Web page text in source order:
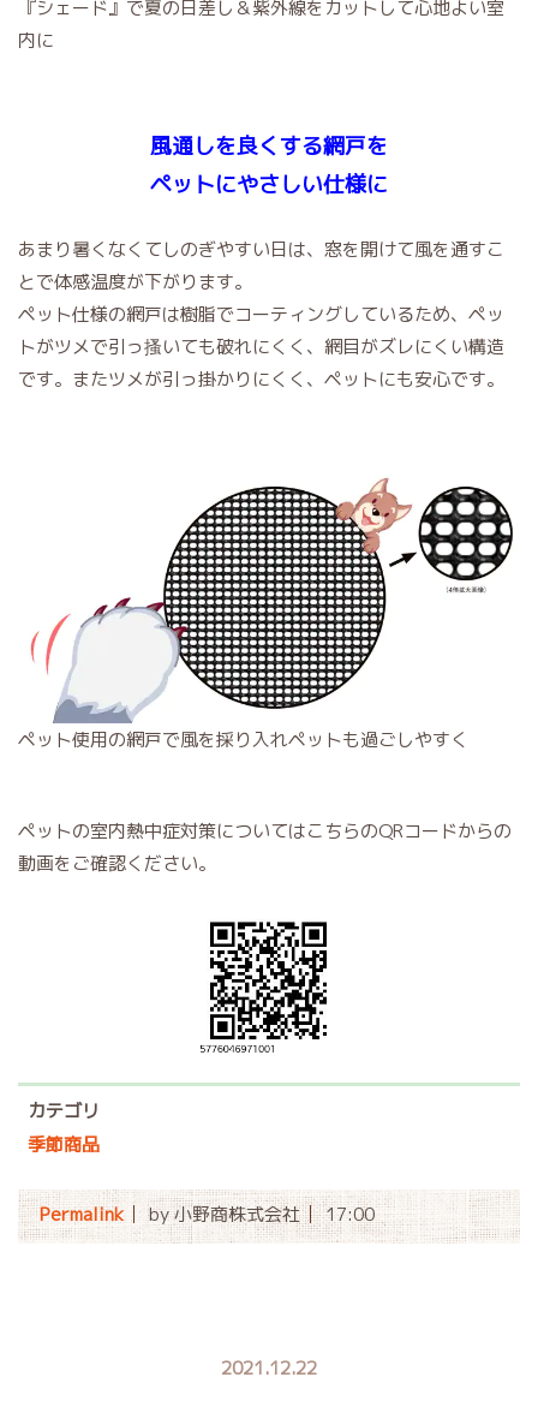
『シェード』で夏の日差し＆紫外線をカットして心地よい室
内に
風通しを良くする網戸を
ペットにやさしい仕様に
あまり暑くなくてしのぎやすい日は、窓を開けて風を通すこ
とで体感温度が下がります。
ペット仕様の網戸は樹脂でコーティングしているため、ペッ
トがツメで引っ搔いても破れにくく、網目がズレにくい構造
です。またツメが引っ掛かりにくく、ペットにも安心です。
ペット使用の網戸で風を採り入れペットも過ごしやすく
ペットの室内熱中症対策についてはこちらのQRコードからの
動画をご確認ください。
カテゴリ
季節商品
Permalink by 小野商株式会社 17:00
2021.12.22